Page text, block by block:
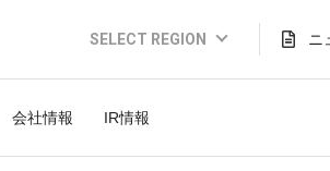
SELECT REGION
Global Website (English)
JAPAN (日本語)
ニ
会社情報 IR情報